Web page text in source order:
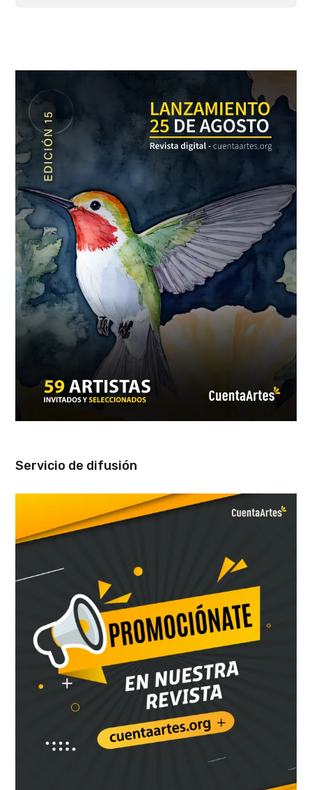
Servicio de difusión